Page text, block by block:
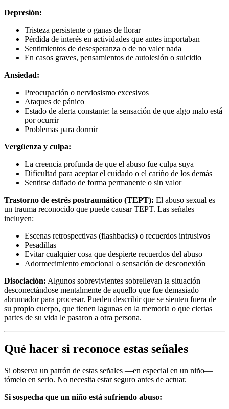
Depresión:
Tristeza persistente o ganas de llorar
Pérdida de interés en actividades que antes importaban
Sentimientos de desesperanza o de no valer nada
En casos graves, pensamientos de autolesión o suicidio
Ansiedad:
Preocupación o nerviosismo excesivos
Ataques de pánico
Estado de alerta constante: la sensación de que algo malo está
por ocurrir
Problemas para dormir
Vergüenza y culpa:
La creencia profunda de que el abuso fue culpa suya
Dificultad para aceptar el cuidado o el cariño de los demás
Sentirse dañado de forma permanente o sin valor
Trastorno de estrés postraumático (TEPT): El abuso sexual es
un trauma reconocido que puede causar TEPT. Las señales
incluyen:
Escenas retrospectivas (flashbacks) o recuerdos intrusivos
Pesadillas
Evitar cualquier cosa que despierte recuerdos del abuso
Adormecimiento emocional o sensación de desconexión
Disociación: Algunos sobrevivientes sobrellevan la situación
desconectándose mentalmente de aquello que fue demasiado
abrumador para procesar. Pueden describir que se sienten fuera de
su propio cuerpo, que tienen lagunas en la memoria o que ciertas
partes de su vida le pasaron a otra persona.
Qué hacer si reconoce estas señales
Si observa un patrón de estas señales —en especial en un niño—
tómelo en serio. No necesita estar seguro antes de actuar.
Si sospecha que un niño está sufriendo abuso: